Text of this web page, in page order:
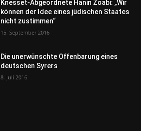
Knesset-Abgeordnete Hanin Zoabi: „Wir
können der Idee eines jüdischen Staates
nicht zustimmen“
15. September 2016
Die unerwünschte Offenbarung eines
deutschen Syrers
8. Juli 2016